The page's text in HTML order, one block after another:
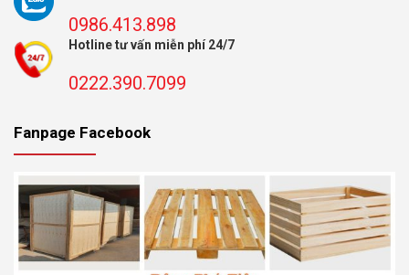
0986.413.898
Hotline tư vấn miễn phí 24/7
0222.390.7099
Fanpage Facebook